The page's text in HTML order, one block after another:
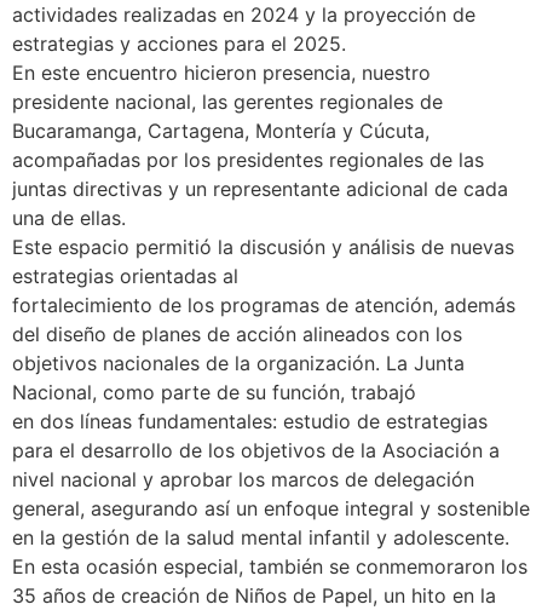
actividades realizadas en 2024 y la proyección de
estrategias y acciones para el 2025.
En este encuentro hicieron presencia, nuestro
presidente nacional, las gerentes regionales de
Bucaramanga, Cartagena, Montería y Cúcuta,
acompañadas por los presidentes regionales de las
juntas directivas y un representante adicional de cada
una de ellas.
Este espacio permitió la discusión y análisis de nuevas
estrategias orientadas al
fortalecimiento de los programas de atención, además
del diseño de planes de acción alineados con los
objetivos nacionales de la organización. La Junta
Nacional, como parte de su función, trabajó
en dos líneas fundamentales: estudio de estrategias
para el desarrollo de los objetivos de la Asociación a
nivel nacional y aprobar los marcos de delegación
general, asegurando así un enfoque integral y sostenible
en la gestión de la salud mental infantil y adolescente.
En esta ocasión especial, también se conmemoraron los
35 años de creación de Niños de Papel, un hito en la